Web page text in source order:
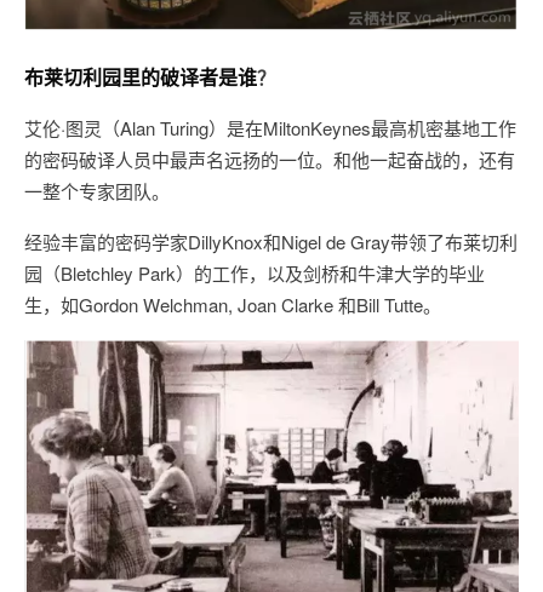
布莱切利园里的破译者是谁？
艾伦·图灵（Alan Turing）是在MiltonKeynes最高机密基地工作
的密码破译人员中最声名远扬的一位。和他一起奋战的，还有
一整个专家团队。
经验丰富的密码学家DillyKnox和Nigel de Gray带领了布莱切利
园（Bletchley Park）的工作，以及剑桥和牛津大学的毕业
生，如Gordon Welchman, Joan Clarke 和Bill Tutte。